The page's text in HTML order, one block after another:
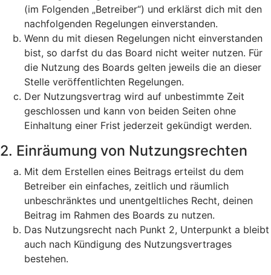
(im Folgenden „Betreiber“) und erklärst dich mit den
nachfolgenden Regelungen einverstanden.
Wenn du mit diesen Regelungen nicht einverstanden
bist, so darfst du das Board nicht weiter nutzen. Für
die Nutzung des Boards gelten jeweils die an dieser
Stelle veröffentlichten Regelungen.
Der Nutzungsvertrag wird auf unbestimmte Zeit
geschlossen und kann von beiden Seiten ohne
Einhaltung einer Frist jederzeit gekündigt werden.
2. Einräumung von Nutzungsrechten
Mit dem Erstellen eines Beitrags erteilst du dem
Betreiber ein einfaches, zeitlich und räumlich
unbeschränktes und unentgeltliches Recht, deinen
Beitrag im Rahmen des Boards zu nutzen.
Das Nutzungsrecht nach Punkt 2, Unterpunkt a bleibt
auch nach Kündigung des Nutzungsvertrages
bestehen.